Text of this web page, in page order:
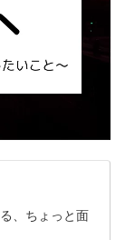
、ちょっと面